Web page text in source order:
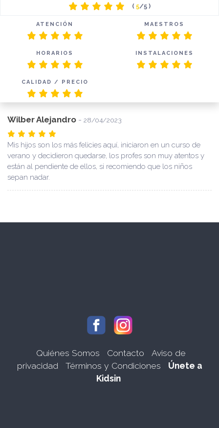
( 5/5 )
ATENCIÓN MAESTROS
HORARIOS INSTALACIONES
CALIDAD / PRECIO
Wilber Alejandro - 28/04/2023
Mis hijos son los más felicies aquí, iniciaron en un curso de
verano y decidieron quedarse, los profes son muy atentos y
están al pendiente de ellos, si recomiendo que los niños
sepan nadar.
Quiénes Somos Contacto
Aviso de
privacidad
Términos y Condiciones
Únete a
Kidsin